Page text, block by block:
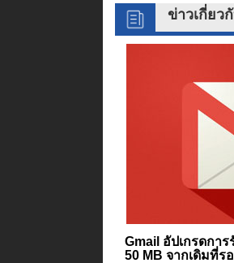
ข่าวเกี่ยว
Gmail อัปเกรดกา
50 MB จากเดิมที่ร